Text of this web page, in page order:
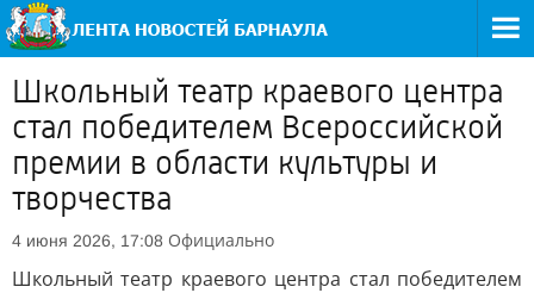
Школьный театр краевого центра
стал победителем Всероссийской
премии в области культуры и
творчества
4 июня 2026, 17:08 Официально
Школьный театр краевого центра стал победителем